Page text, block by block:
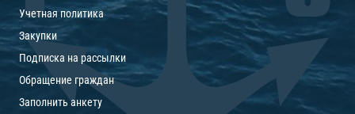
Учетная политика
Закупки
Подписка на рассылки
Обращение граждан
Заполнить анкету